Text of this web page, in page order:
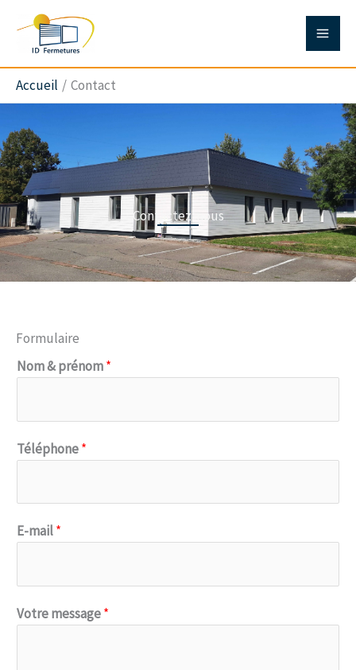
contenu
Accueil
Contact
Contactez-nous
Formulaire
Nom & prénom*
N
o
*
V
e
Téléphone*
E-mail*
Votre message*